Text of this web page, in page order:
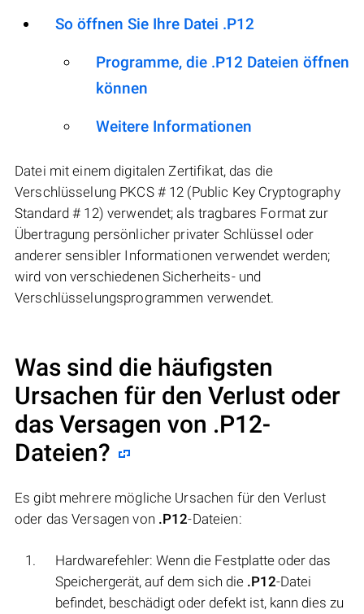
So öffnen Sie Ihre Datei .P12
Programme, die .P12 Dateien öffnen
können
Weitere Informationen
Datei mit einem digitalen Zertifikat, das die
Verschlüsselung PKCS # 12 (Public Key Cryptography
Standard # 12) verwendet; als tragbares Format zur
Übertragung persönlicher privater Schlüssel oder
anderer sensibler Informationen verwendet werden;
wird von verschiedenen Sicherheits- und
Verschlüsselungsprogrammen verwendet.
Was sind die häufigsten
Ursachen für den Verlust oder
das Versagen von .P12-
Dateien?
Es gibt mehrere mögliche Ursachen für den Verlust
oder das Versagen von .P12-Dateien:
Hardwarefehler: Wenn die Festplatte oder das
Speichergerät, auf dem sich die .P12-Datei
befindet, beschädigt oder defekt ist, kann dies zu